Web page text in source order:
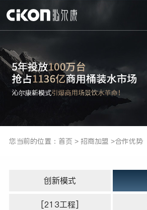
您当前的位置： 首页 > 招商加盟 >合作优势
创新模式
[213工程]